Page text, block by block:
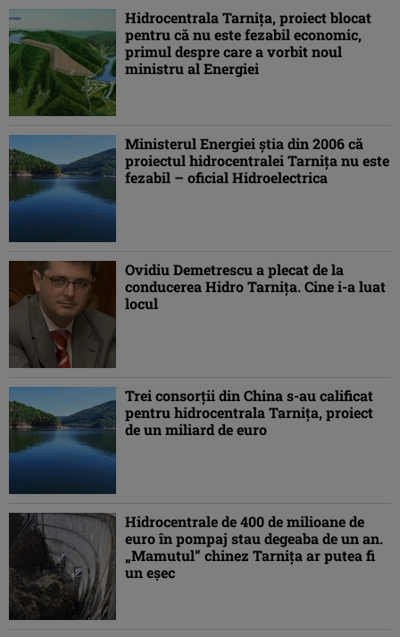
Hidrocentrala Tarniţa, proiect blocat
pentru că nu este fezabil economic,
primul despre care a vorbit noul
ministru al Energiei
Ministerul Energiei ştia din 2006 că
proiectul hidrocentralei Tarniţa nu este
fezabil – oficial Hidroelectrica
Ovidiu Demetrescu a plecat de la
conducerea Hidro Tarniţa. Cine i-a luat
locul
Trei consorţii din China s-au calificat
pentru hidrocentrala Tarniţa, proiect
de un miliard de euro
Hidrocentrale de 400 de milioane de
euro în pompaj stau degeaba de un an.
„Mamutul” chinez Tarniţa ar putea fi
un eşec